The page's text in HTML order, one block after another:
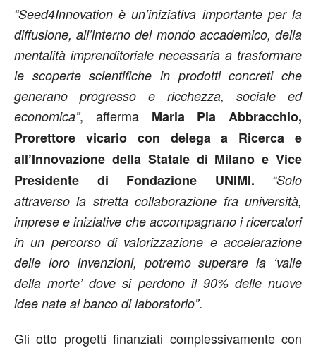
“Seed4Innovation è un’iniziativa importante per la
diffusione, all’interno del mondo accademico, della
mentalità imprenditoriale necessaria a trasformare
le scoperte scientifiche in prodotti concreti che
generano progresso e ricchezza, sociale ed
economica”, affermaMaria Pia Abbracchio,
Prorettore vicario con delega a Ricerca e
all’Innovazione della Statale di Milano e Vice
Presidente di Fondazione UNIMI. “Solo
attraverso la stretta collaborazione fra università,
imprese e iniziative che accompagnano i ricercatori
in un percorso di valorizzazione e accelerazione
delle loro invenzioni, potremo superare la ‘valle
della morte’ dove si perdono il 90% delle nuove
idee nate al banco di laboratorio”.
Gli otto progetti finanziati complessivamente con